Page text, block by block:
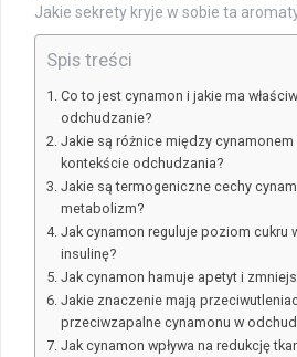
Jakie sekrety kryje w sobie ta
Spis treści
Co to jest cynamon i jakie ma
odchudzanie?
Jakie są różnice między
kontekście odchudzania?
Jakie są termogeniczne cechy
metabolizm?
Jak cynamon reguluje poziom cukru
insulinę?
Jak cynamon hamuje apetyt i
Jakie znaczenie mają
przeciwzapalne cynamonu w
Jak cynamon wpływa na redukcję